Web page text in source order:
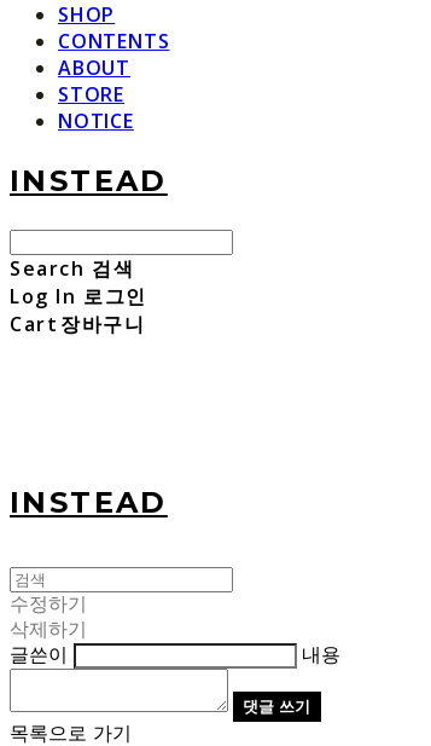
SHOP
CONTENTS
ABOUT
STORE
NOTICE
INSTEAD
Search 검색
Log In 로그인
Cart 장바구니
INSTEAD
수정하기
삭제하기
글쓴이
내용
댓글 쓰기
목록으로 가기